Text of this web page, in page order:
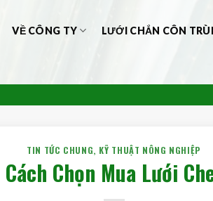
VỀ CÔNG TY LƯỚI CHẮN CÔN
TIN TỨC CHUNG, KỸ THUẬT NÔNG NGHIỆP
Chọn Mua Lưới